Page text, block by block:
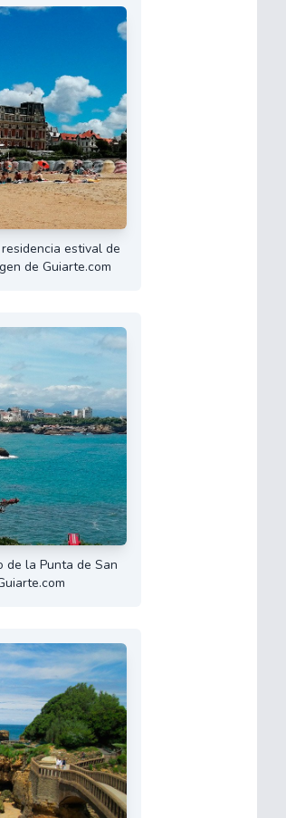
estival de
de Guiarte.com
de la Punta de San